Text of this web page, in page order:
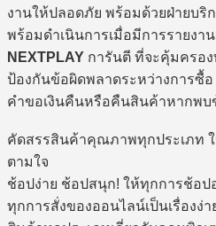
งานให้ปลอดภัย พร้อมด้วยฝ่ายบริ
พร้อมดำเนินการเมื่อมีการรายงา
NEXTPLAY การันตี ที่จะคุ้มครอ
ป้องกันข้อผิดพลาดระหว่างการซื้
คำขอเงินคืนหรือคืนสินค้าหากพบ
คัดสรรสินค้าคุณภาพทุกประเภท
ตามใจ
ช้อปง่าย ช้อปสนุก! ให้ทุกการช้อป
ทุกการสั่งของออนไลน์เป็นเรื่องง่า